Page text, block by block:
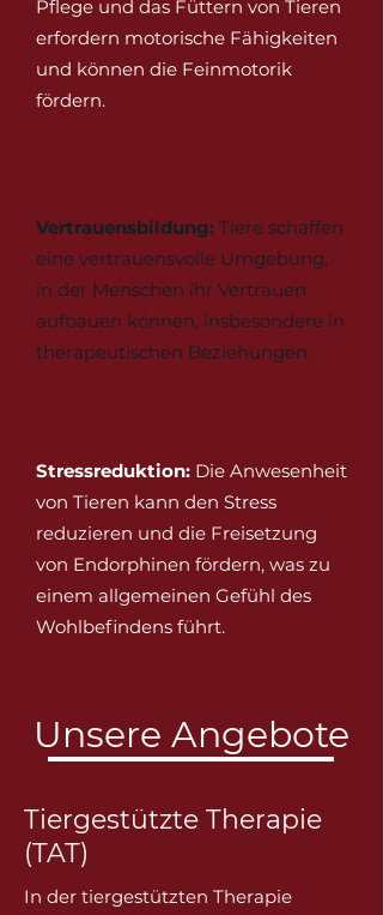
Pflege und das Füttern von Tieren
erfordern motorische Fähigkeiten
und können die Feinmotorik
fördern.
Vertrauensbildung: Tiere schaffen
eine vertrauensvolle Umgebung,
in der Menschen ihr Vertrauen
aufbauen können, insbesondere in
therapeutischen Beziehungen.
Stressreduktion: Die Anwesenheit
von Tieren kann den Stress
reduzieren und die Freisetzung
von Endorphinen fördern, was zu
einem allgemeinen Gefühl des
Wohlbefindens führt.
Unsere Angebote
Tiergestützte Therapie
(TAT)
In der tiergestützten Therapie